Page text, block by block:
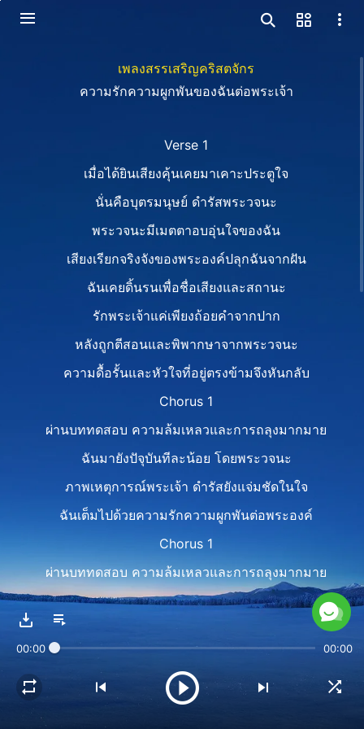
เพลงสรรเสริญคริสตจักร
ความรักความผูกพันของฉันต่อพระเจ้า
Verse 1
เมื่อได้ยินเสียงคุ้นเคยมาเคาะประตูใจ
นั่นคือบุตรมนุษย์ ดำรัสพระวจนะ
พระวจนะมีเมตตาอบอุ่นใจของฉัน
เสียงเรียกจริงจังของพระองค์ปลุกฉันจากฝัน
ฉันเคยดิ้นรนเพื่อชื่อเสียงและสถานะ
รักพระเจ้าแค่เพียงถ้อยคำจากปาก
หลังถูกตีสอนและพิพากษาจากพระวจนะ
ความดื้อรั้นและหัวใจที่อยู่ตรงข้ามจึงหันกลับ
Chorus 1
ผ่านบททดสอบ ความล้มเหลวและการถลุงมากมาย
ฉันมายังปัจุบันทีละน้อย โดยพระวจนะ
ภาพเหตุการณ์พระเจ้า ดำรัสยังแจ่มชัดในใจ
ฉันเต็มไปด้วยความรักความผูกพันต่อพระองค์
Chorus 1
ผ่านบททดสอบ ความล้มเหลวและการถลุงมากมาย
ฉันมายังปัจุบันทีละน้อยโดยพระวจนะ
ภาพเหตุการณ์พระเจ้า ดำรัสยังแจ่มชัดในใจ
Verse 2
00:00 00:00